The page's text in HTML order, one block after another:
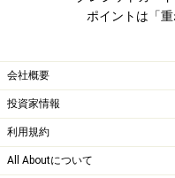
ポイントは「
会社概要
投資家情報
利用規約
All Aboutについて